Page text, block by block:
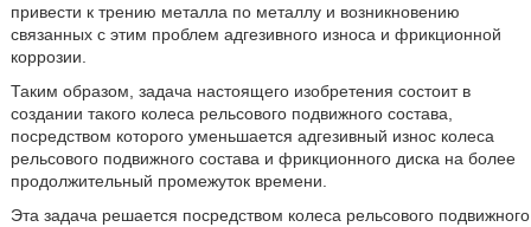
привести к трению металла по металлу и возникновению
связанных с этим проблем адгезивного износа и фрикционной
коррозии.
Таким образом, задача настоящего изобретения состоит в
создании такого колеса рельсового подвижного состава,
посредством которого уменьшается адгезивный износ колеса
рельсового подвижного состава и фрикционного диска на более
продолжительный промежуток времени.
Эта задача решается посредством колеса рельсового подвижного